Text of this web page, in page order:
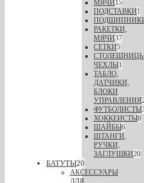
МЯЧИ15
ПОДСТАВКИ1
РАКЕТКИ,
МЯЧИ37
СЕТКИ5
ЧЕХЛЫ1
ТАБЛО,
ДАТЧИКИ,
БЛОКИ
УПРАВЛЕНИЯ
ФУТБОЛИСТЫ
ХОККЕИСТЫ8
ШАЙБЫ6
ШТАНГИ,
РУЧКИ,
ЗАГЛУШКИ20
БАТУТЫ20
АКСЕССУАРЫ